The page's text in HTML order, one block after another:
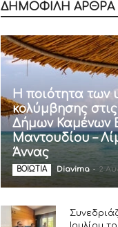
ΔΗΜΟΦΙΛΗ ΑΡΘΡΑ
Η ποιότητα των
κολύμβησης
Δήμων Καμένων
Μαντουδίου –
Άννας
ΒΟΙΩΤΙΑ Diavima - 2